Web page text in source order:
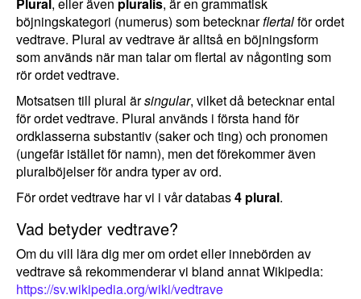
böjningskategori (numerus) som betecknarflertalför ordet
vedtrave. Plural av vedtrave är alltså en böjningsform
som används när man talar om flertal av någonting som
rör ordet vedtrave.
Motsatsen till plural ärsingular, vilket då betecknar ental
för ordet vedtrave. Plural används i första hand för
ordklasserna substantiv (saker och ting) och pronomen
(ungefär istället för namn), men det förekommer även
pluralböjelser för andra typer av ord.
För ordet vedtrave har vi i vår databas4 plural.
Vad betyder vedtrave?
Om du vill lära dig mer om ordet eller innebörden av
vedtrave så rekommenderar vi bland annat Wikipedia:
https://sv.wikipedia.org/wiki/vedtrave